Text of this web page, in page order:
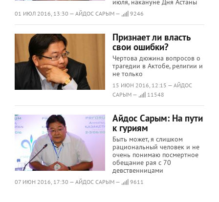
июля, накануне Дня Астаны
01 ИЮЛ 2016, 13:30 — АЙДОС САРЫМ — 9246
Признает ли власть
свои ошибки?
Чертова дюжина вопросов о
трагедии в Актобе, религии и
не только
15 ИЮН 2016, 12:15 — АЙДОС
САРЫМ —
11548
Айдос Сарым: На пути
к гуриям
Быть может, я слишком
рациональный человек и не
очень понимаю посмертное
обещание рая с 70
девственницами
07 ИЮН 2016, 17:30 — АЙДОС САРЫМ — 9611